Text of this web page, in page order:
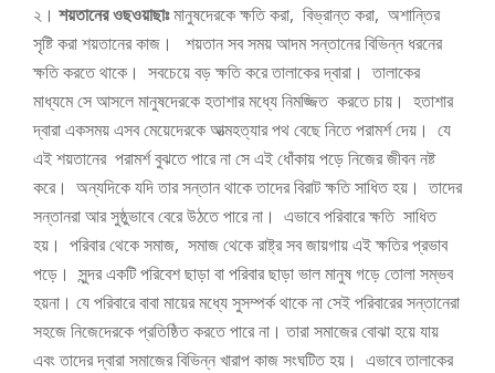
২। শয়তানের ওছওয়াছাঃমানুষদেরকে ক্ষতি করা, বিভ্রান্ত করা, অশান্তির
সৃষ্টি করা শয়তানের কাজ। শয়তান সব সময় আদম সন্তানের বিভিন্ন ধরনের
ক্ষতি করতে থাকে। সবচেয়ে বড় ক্ষতি করে তালাকের দ্বারা। তালাকের
মাধ্যমে সে আসলে মানুষদেরকে হতাশার মধ্যে নিমজ্জিত করতে চায়। হতাশার
দ্বারা একসময় এসব মেয়েদেরকে আত্মহত্যার পথ বেছে নিতে পরামর্শ দেয়। যে
এই শয়তানের পরামর্শ বুঝতে পারে না সে এই ধোঁকায় পড়ে নিজের জীবন নষ্ট
করে। অন্যদিকে যদি তার সন্তান থাকে তাদের বিরাট ক্ষতি সাধিত হয়। তাদের
সন্তানরা আর সুষ্ঠুভাবে বেরে উঠতে পারে না। এভাবে পরিবারে ক্ষতি সাধিত
হয়। পরিবার থেকে সমাজ, সমাজ থেকে রাষ্ট্র সব জায়গায় এই ক্ষতির প্রভাব
পড়ে। সুন্দর একটি পরিবেশ ছাড়া বা পরিবার ছাড়া ভাল মানুষ গড়ে তোলা সম্ভব
হয়না। যে পরিবারে বাবা মায়ের মধ্যে সুসম্পর্ক থাকে না সেই পরিবারের সন্তানেরা
সহজে নিজেদেরকে প্রতিষ্ঠিত করতে পারে না। তারা সমাজের বোঝা হয়ে যায়
এবং তাদের দ্বারা সমাজের বিভিন্ন খারাপ কাজ সংঘটিত হয়। এভাবে তালাকের